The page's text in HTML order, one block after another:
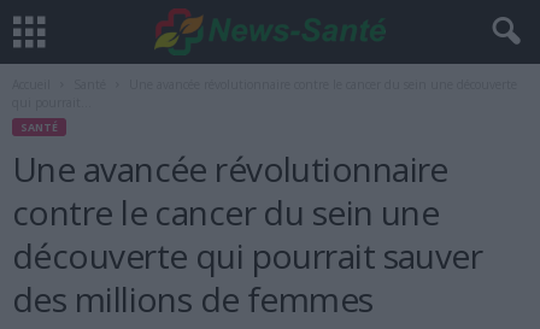
SANTÉ
Une avancée révolutionnaire
contre le cancer du sein une
découverte qui pourrait sauver
des millions de femmes